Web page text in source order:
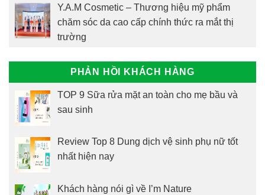
Y.A.M Cosmetic – Thương hiệu mỹ phẩm
chăm sóc da cao cấp chính thức ra mắt thị
trường
PHẢN HỒI KHÁCH HÀNG
TOP 9 Sữa rửa mặt an toàn cho mẹ bầu và
sau sinh
Review Top 8 Dung dịch vệ sinh phụ nữ tốt
nhất hiện nay
Khách hàng nói gì về I’m Nature